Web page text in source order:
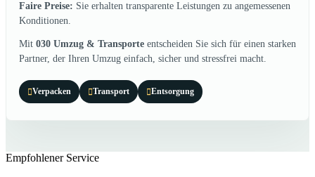
Faire Preise: Sie erhalten transparente Leistungen zu angemessenen
Konditionen.
Mit 030 Umzug & Transporte entscheiden Sie sich für einen starken
Partner, der Ihren Umzug einfach, sicher und stressfrei macht.
Verpacken Transport Entsorgung
Empfohlener Service